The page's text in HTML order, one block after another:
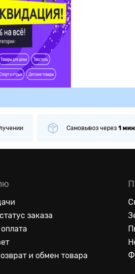
Самовывоз через 1
заказа
и обмен товара